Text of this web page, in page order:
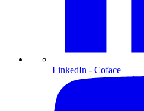
LinkedIn - Coface